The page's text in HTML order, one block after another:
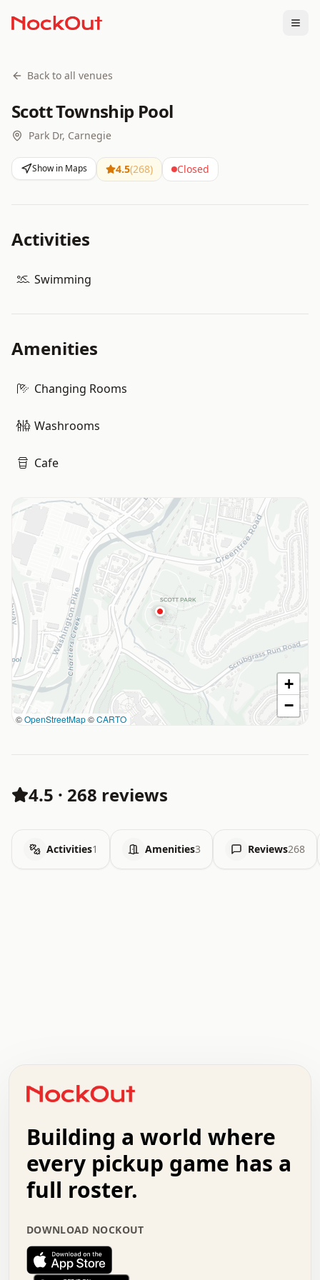
Back to all venues
Scott Township Pool
Park Dr, Carnegie
Show in Maps 4.5(268) Closed
Activities
Swimming
Amenities
Changing Rooms
Washrooms
Cafe
©OpenStreetMap©CARTO
+
−
4.5 · 268 reviews
Activities1 Amenities3 Reviews268
+   .   .   .   .   .   .   .   .   .   +   .   .
.   .   .   .   .   .   .   .   .   .   .   :   .
.   .   .   .   +   .   .   .   .   .   .   .   +
.   :   .   .   .   .   .   .   .   .   o   .   .
.   .   x   .   .   .   .   .   .   :   .   .   o
.   .   .   .   :   .   .   .   .   o   .   .   .
.   .   .   .   .   .   .   :   .   .   .   .   .
.   .   .   .   .   .   .   +   .   .   x   .   .
.   .   .   .   .   :   +   .   .   .   .   .   o
.   .   .   .   .   .   .   .   .   .   .   .   .
Building a world where
every pickup game has a
full roster.
DOWNLOAD NOCKOUT